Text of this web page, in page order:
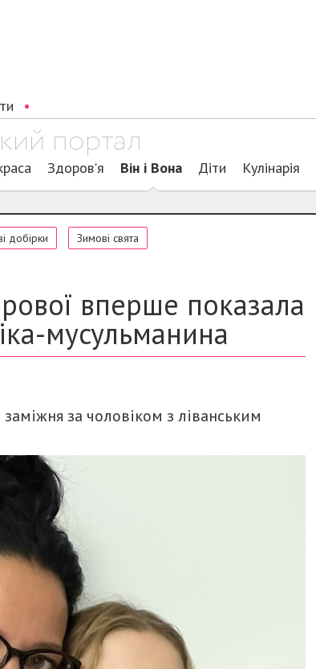
Здоров'я Він і Вона Діти Кулінарія
добірки Зимові свята
вперше показала
мусульманина
за чоловіком з ліванським